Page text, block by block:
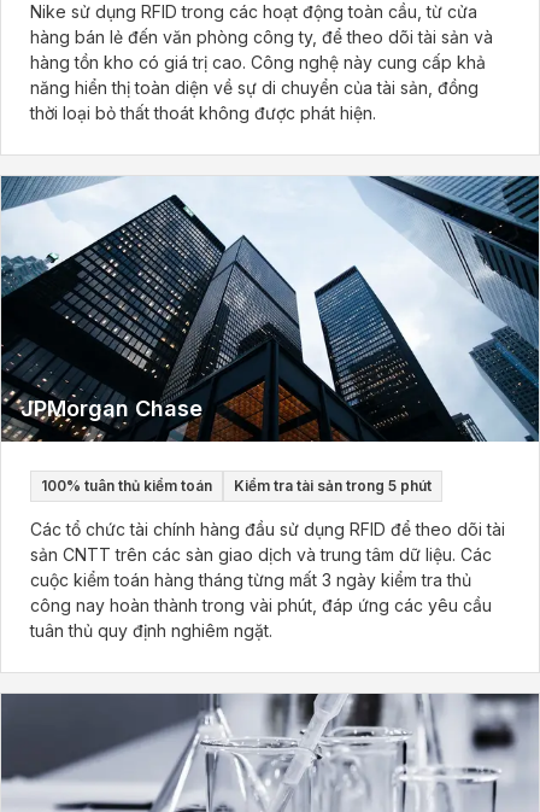
Nike sử dụng RFID trong các hoạt động toàn cầu, từ cửa
hàng bán lẻ đến văn phòng công ty, để theo dõi tài sản và
hàng tồn kho có giá trị cao. Công nghệ này cung cấp khả
năng hiển thị toàn diện về sự di chuyển của tài sản, đồng
thời loại bỏ thất thoát không được phát hiện.
JPMorgan Chase
100% tuân thủ kiểm toán Kiểm tra tài sản trong 5 phút
Các tổ chức tài chính hàng đầu sử dụng RFID để theo dõi tài
sản CNTT trên các sàn giao dịch và trung tâm dữ liệu. Các
cuộc kiểm toán hàng tháng từng mất 3 ngày kiểm tra thủ
công nay hoàn thành trong vài phút, đáp ứng các yêu cầu
tuân thủ quy định nghiêm ngặt.